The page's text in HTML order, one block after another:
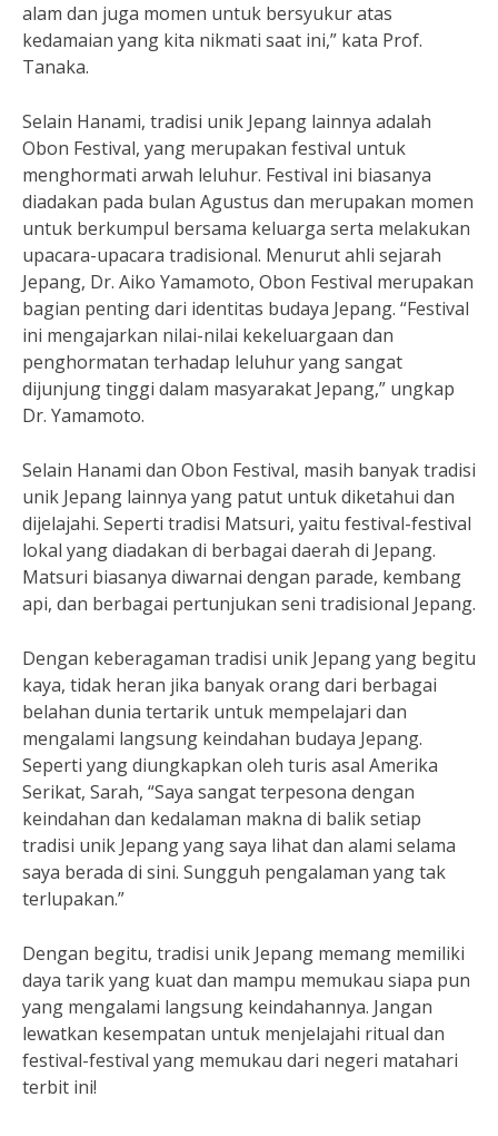
alam dan juga momen untuk bersyukur atas
kedamaian yang kita nikmati saat ini,” kata Prof.
Tanaka.
Selain Hanami, tradisi unik Jepang lainnya adalah
Obon Festival, yang merupakan festival untuk
menghormati arwah leluhur. Festival ini biasanya
diadakan pada bulan Agustus dan merupakan momen
untuk berkumpul bersama keluarga serta melakukan
upacara-upacara tradisional. Menurut ahli sejarah
Jepang, Dr. Aiko Yamamoto, Obon Festival merupakan
bagian penting dari identitas budaya Jepang. “Festival
ini mengajarkan nilai-nilai kekeluargaan dan
penghormatan terhadap leluhur yang sangat
dijunjung tinggi dalam masyarakat Jepang,” ungkap
Dr. Yamamoto.
Selain Hanami dan Obon Festival, masih banyak tradisi
unik Jepang lainnya yang patut untuk diketahui dan
dijelajahi. Seperti tradisi Matsuri, yaitu festival-festival
lokal yang diadakan di berbagai daerah di Jepang.
Matsuri biasanya diwarnai dengan parade, kembang
api, dan berbagai pertunjukan seni tradisional Jepang.
Dengan keberagaman tradisi unik Jepang yang begitu
kaya, tidak heran jika banyak orang dari berbagai
belahan dunia tertarik untuk mempelajari dan
mengalami langsung keindahan budaya Jepang.
Seperti yang diungkapkan oleh turis asal Amerika
Serikat, Sarah, “Saya sangat terpesona dengan
keindahan dan kedalaman makna di balik setiap
tradisi unik Jepang yang saya lihat dan alami selama
saya berada di sini. Sungguh pengalaman yang tak
terlupakan.”
Dengan begitu, tradisi unik Jepang memang memiliki
daya tarik yang kuat dan mampu memukau siapa pun
yang mengalami langsung keindahannya. Jangan
lewatkan kesempatan untuk menjelajahi ritual dan
festival-festival yang memukau dari negeri matahari
terbit ini!